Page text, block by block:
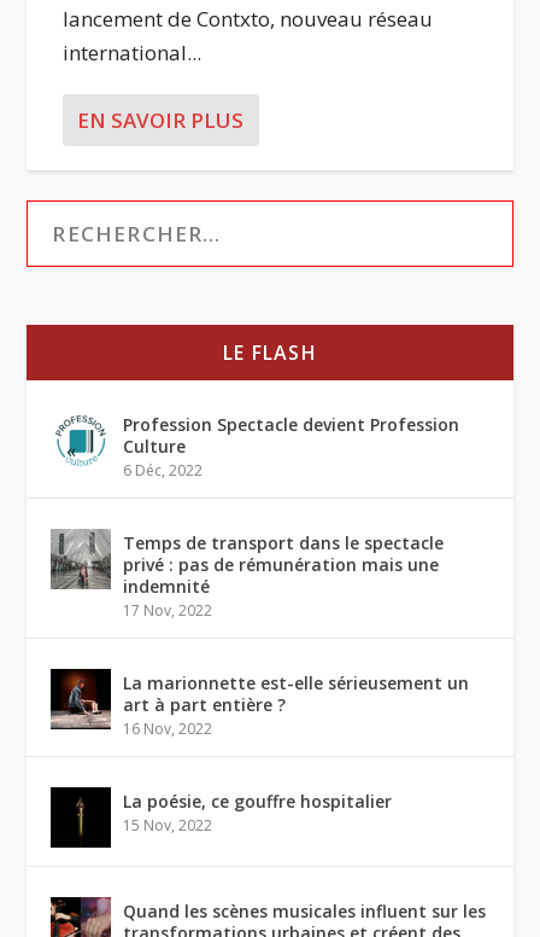
lancement de Contxto, nouveau réseau
international...
EN SAVOIR PLUS
LE FLASH
Profession Spectacle devient Profession
Culture
6 Déc, 2022
Temps de transport dans le spectacle
privé : pas de rémunération mais une
indemnité
17 Nov, 2022
La marionnette est-elle sérieusement un
art à part entière ?
16 Nov, 2022
La poésie, ce gouffre hospitalier
15 Nov, 2022
Quand les scènes musicales influent sur les